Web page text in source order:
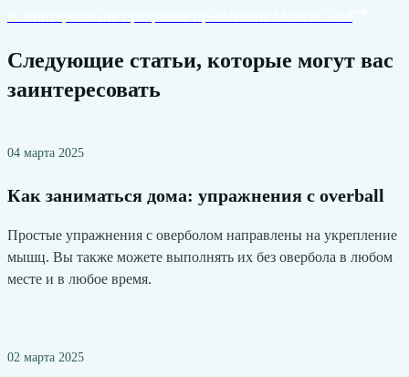
Следующие статьи, которые могут вас
заинтересовать
04 марта 2025
Как заниматься дома: упражнения с overball
Простые упражнения с оверболом направлены на укрепление
мышц. Вы также можете выполнять их без овербола в любом
месте и в любое время.
02 марта 2025